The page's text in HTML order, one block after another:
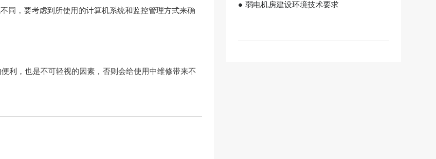
同，要考虑到所使用的计算机系统和监控管理方式来确
利，也是不可轻视的因素，否则会给使用中维修带来不
● 弱电机房建设环境技术要求